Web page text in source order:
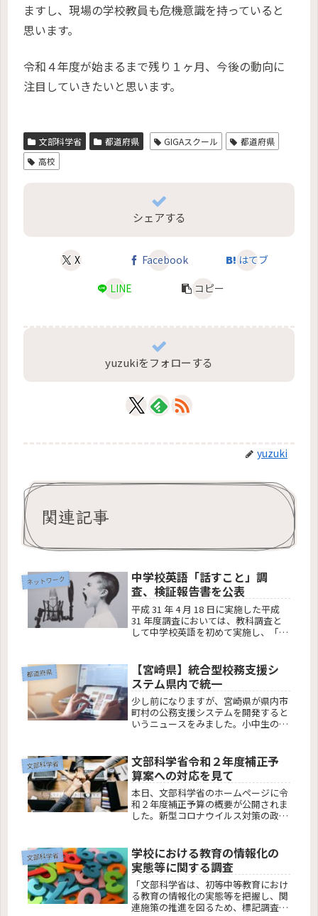
ますし、現場の学校教員も危機意識を持っていると
思います。
令和４年度が始まるまで残り１ヶ月、今後の動向に
注目していきたいと思います。
文部科学省 都道府県 GIGAスクール
都道府県
高校
シェアする
X Facebook
はてブ
LINE
コピー
yuzukiをフォローする
yuzuki
関連記事
ネットワーク
中学校英語「話すこと」調
査、検証報告書を公表
平成 31 年 4 月 18 日に実施した平成
31 年度調査においては、教科調査と
して中学校英語を初めて実施し、「聞
のうち「話すこと」については、筆記
方式では調査できないため、初めて学
校 PC を利用した音声録音方式を導入
した。
都道府県
【宮崎県】統合型校務支援シ
ステム県内で統一
少し前になりますが、宮崎県が県内市
町村の公務支援システムを開発すると
いうニュースをみました。小中生の情
教務系（成績処理、出欠管理、時数管
理等）、保健系（健康診断票、保健
室...
文部科学省
文部科学省令和２年度補正予
算案への対応を見て
本日、文部科学省のホームページに令
和２年度補正予算の概要が公開されま
した。新型コロナウイルス対策の政策
す。
文部科学省
学校における教育の情報化の
実態等に関する調査
「文部科学省は、初等中等教育におけ
る教育の情報化の実態等を把握し、関
連施策の推進を図るため、標記調査を